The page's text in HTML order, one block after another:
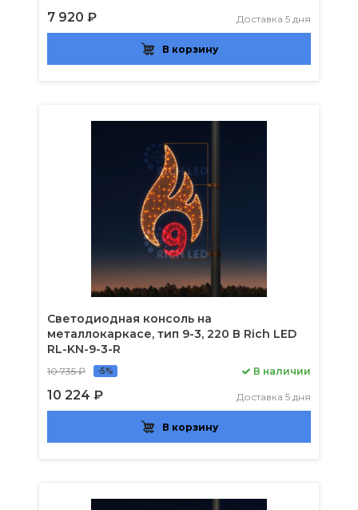
7 920 ₽ Доставка 5 дня
В корзину
Светодиодная консоль на
металлокаркасе, тип 9-3, 220 В Rich LED
RL-KN-9-3-R
10 735 ₽ -5%
10 224 ₽
В наличии
Доставка 5 дня
В корзину